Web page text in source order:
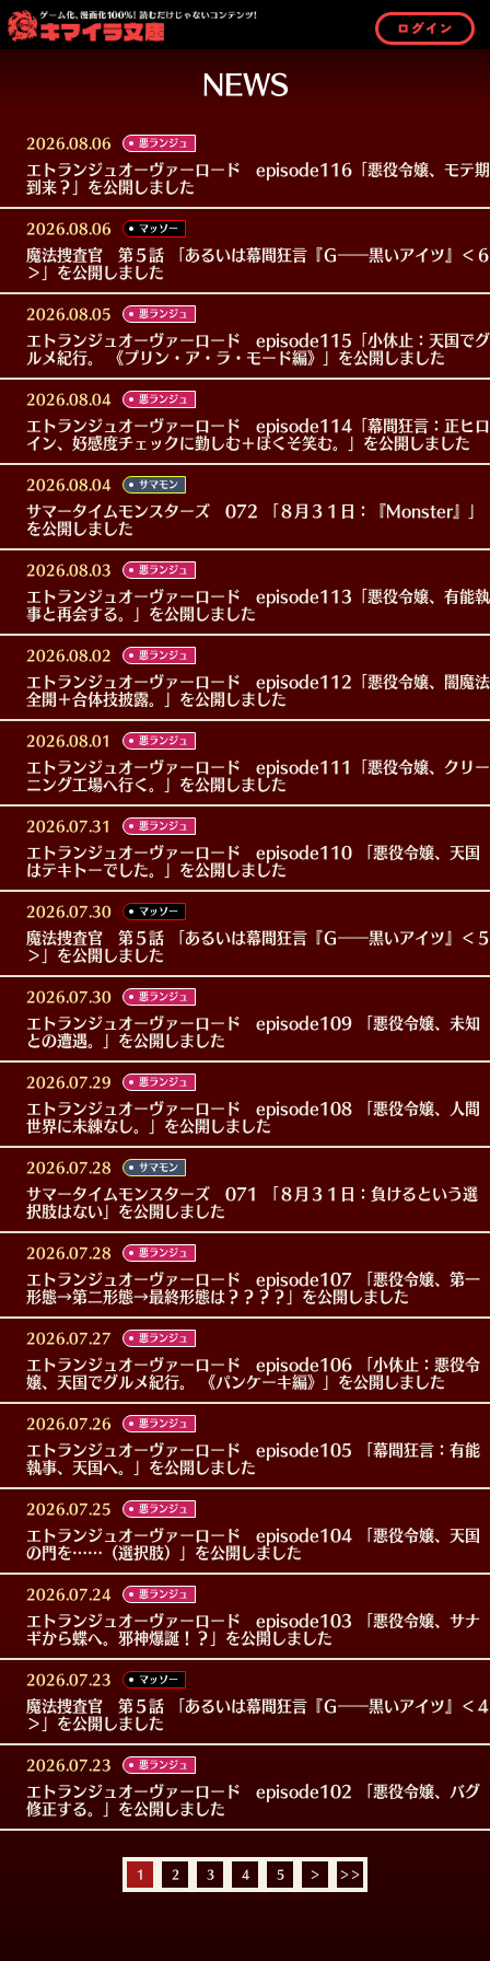
ログイン
NEWS
2026.08.06 悪ランジュ
エトランジュオーヴァーロード episode116「悪役令嬢、モテ期
到来？」を公開しました
2026.08.06 マッソー
魔法捜査官 第５話 「あるいは幕間狂言『Ｇ――黒いアイツ』＜６
＞」を公開しました
2026.08.05 悪ランジュ
エトランジュオーヴァーロード episode115「小休止：天国でグ
ルメ紀行。 《プリン・ア・ラ・モード編》」を公開しました
2026.08.04 悪ランジュ
エトランジュオーヴァーロード episode114「幕間狂言：正ヒロ
イン、好感度チェックに勤しむ＋ほくそ笑む。」を公開しました
2026.08.04 サマモン
サマータイムモンスターズ 072 「８月３１日：『Monster』」
を公開しました
2026.08.03 悪ランジュ
エトランジュオーヴァーロード episode113「悪役令嬢、有能執
事と再会する。」を公開しました
2026.08.02 悪ランジュ
エトランジュオーヴァーロード episode112「悪役令嬢、闇魔法
全開＋合体技披露。」を公開しました
2026.08.01 悪ランジュ
エトランジュオーヴァーロード episode111「悪役令嬢、クリー
ニング工場へ行く。」を公開しました
2026.07.31 悪ランジュ
エトランジュオーヴァーロード episode110 「悪役令嬢、天国
はテキトーでした。」を公開しました
2026.07.30 マッソー
魔法捜査官 第５話 「あるいは幕間狂言『Ｇ――黒いアイツ』＜５
＞」を公開しました
2026.07.30 悪ランジュ
エトランジュオーヴァーロード episode109 「悪役令嬢、未知
との遭遇。」を公開しました
2026.07.29 悪ランジュ
エトランジュオーヴァーロード episode108 「悪役令嬢、人間
世界に未練なし。」を公開しました
2026.07.28 サマモン
サマータイムモンスターズ 071 「８月３１日：負けるという選
択肢はない」を公開しました
2026.07.28 悪ランジュ
エトランジュオーヴァーロード episode107 「悪役令嬢、第一
形態→第二形態→最終形態は？？？？」を公開しました
2026.07.27 悪ランジュ
エトランジュオーヴァーロード episode106 「小休止：悪役令
嬢、天国でグルメ紀行。 《パンケーキ編》」を公開しました
2026.07.26 悪ランジュ
エトランジュオーヴァーロード episode105 「幕間狂言：有能
執事、天国へ。」を公開しました
2026.07.25 悪ランジュ
エトランジュオーヴァーロード episode104 「悪役令嬢、天国
の門を……（選択肢）」を公開しました
2026.07.24 悪ランジュ
エトランジュオーヴァーロード episode103 「悪役令嬢、サナ
ギから蝶へ。邪神爆誕！？」を公開しました
2026.07.23 マッソー
魔法捜査官 第５話 「あるいは幕間狂言『Ｇ――黒いアイツ』＜４
＞」を公開しました
2026.07.23 悪ランジュ
エトランジュオーヴァーロード episode102 「悪役令嬢、バグ
修正する。」を公開しました
1 2 3 4 5 ＞ ＞＞